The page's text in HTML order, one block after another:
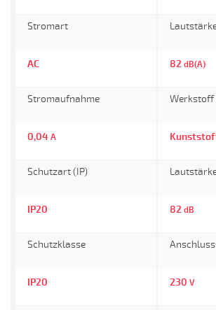
Stromart
AC 82 dB(A)
Stromaufnahme
0,04 A
Werkstoff
Schutzart (IP)
IP20 82 dB
Schutzklasse
IP20 230 V